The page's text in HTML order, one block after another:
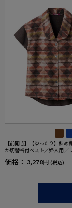
【前開き】【ゆったり】斜め
か切替衿付ベスト／婦人用／
齢者／シニア／後ろ長め／名
F】
価格： 3,278円 (税込)